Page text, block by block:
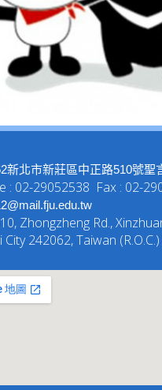
新北市新莊區中正路510號聖
: 02-29052538 Fax : 02-
Zhongzheng Rd.,
City 242062, Taiwan (R.O.C.)